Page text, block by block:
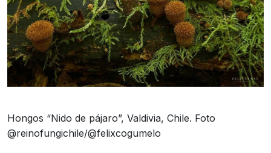
Hongos “Nido de pájaro”, Valdivia, Chile. Foto
@reinofungichile/@felixcogumelo